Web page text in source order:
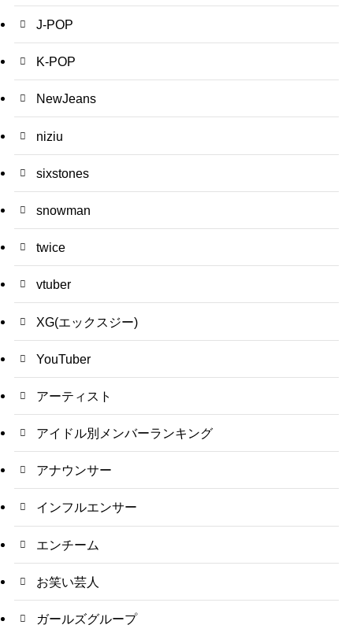
J-POP
K-POP
NewJeans
niziu
sixstones
snowman
twice
vtuber
XG(エックスジー)
YouTuber
アーティスト
アイドル別メンバーランキング
アナウンサー
インフルエンサー
エンチーム
お笑い芸人
ガールズグループ